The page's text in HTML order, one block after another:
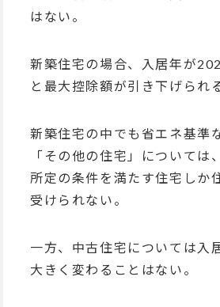
はない。
新築住宅の場合、入居年が
と最大控除額が引き下げられ
新築住宅の中でも省エネ基準
「その他の住宅」については
所定の条件を満たす住宅しか
受けられない。
一方、中古住宅については入
大きく変わることはない。